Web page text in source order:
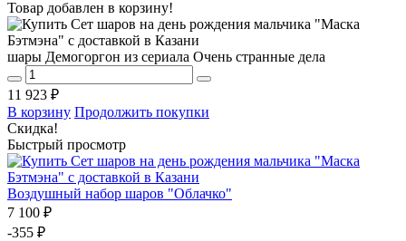
Товар добавлен в корзину!
шары Демогоргон из сериала Очень странные дела
11 923 ₽
В корзину Продолжить покупки
Скидка!
Быстрый просмотр
Воздушный набор шаров "Облачко"
7 100 ₽
-355 ₽